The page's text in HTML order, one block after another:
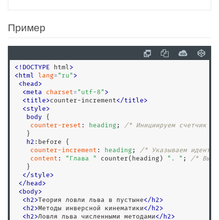
Пример
< ! DOCTYPE html >
< html lang= " ru " >
< head >
<meta charset= " utf-8 " >
<title>counter-increment</title>
<style>
body {
counter-reset : heading ;
/* Инициируем счетчик */
   }
h2 :before {
counter-increment : heading ;
/* Указываем
content : "Глава " counter(heading) ". " ;
/*
   }
</style>
</ head >
< body>
< h2>Теория ловли льва в пустыне</ h2>
< h2>Методы инверсной кинематики</ h2>
< h2>Ловля льва численными методами</ h2>
background-clip
background-color
background-image
background-origin
background-position
background-position-x
background-position-y
background-repeat
background-size
block-size
border
border-block
border-block-color
border-block-end
border-block-end-color